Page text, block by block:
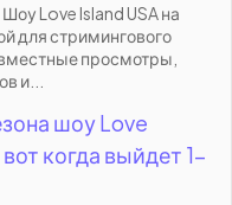
Love Island USA на
для стримингового
просмотры,
и...
шоу Love
когда выйдет 1-